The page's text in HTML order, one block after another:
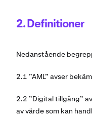
2. Definitioner
Nedanstående
2.1 ”AML” avser
2.2 ”Digital tillgång”
av värde som kan